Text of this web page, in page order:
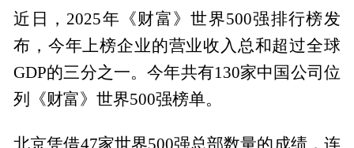
近日，2025年《财富》世界500强排行榜发
布，今年上榜企业的营业收入总和超过全球
GDP的三分之一。今年共有130家中国公司位
列《财富》世界500强榜单。
北京凭借47家世界500强总部数量的成绩，连